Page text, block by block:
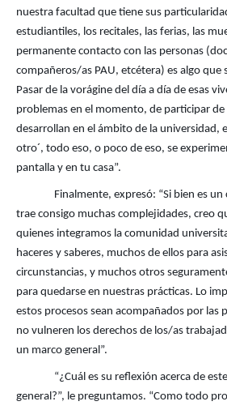
nuestra facultad que tiene sus
estudiantiles, los recitales, las ferias, las
permanente contacto con las personas
compañeros/as PAU, etcétera) es algo que
Pasar de la vorágine del día a día de esas
problemas en el momento, de participar de
desarrollan en el ámbito de la universidad,
otro´, todo eso, o poco de eso, se
pantalla y en tu casa”.
Finalmente, expresó: “Si bien es
trae consigo muchas complejidades, creo
quienes integramos la comunidad
haceres y saberes, muchos de ellos para
circunstancias, y muchos otros
para quedarse en nuestras prácticas. Lo
estos procesos sean acompañados por las
no vulneren los derechos de los/as
un marco general”.
“¿Cuál es su reflexión acerca de
general?”, le preguntamos. “Como todo